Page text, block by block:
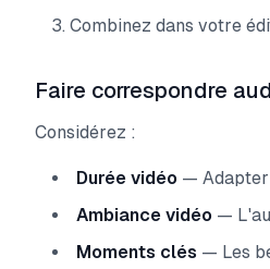
Combinez dans votre
Faire correspondre
Considérez :
Durée vidéo — Adapter
Ambiance vidéo —
Moments clés — Les